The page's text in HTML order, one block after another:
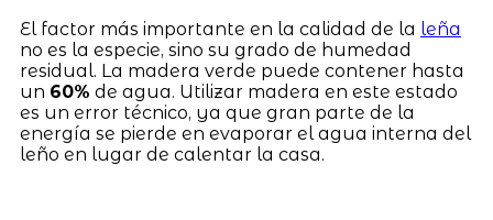
El factor más importante en la calidad de la leña
no es la especie, sino su grado de humedad
residual. La madera verde puede contener hasta
un 60% de agua. Utilizar madera en este estado
es un error técnico, ya que gran parte de la
energía se pierde en evaporar el agua interna del
leño en lugar de calentar la casa.